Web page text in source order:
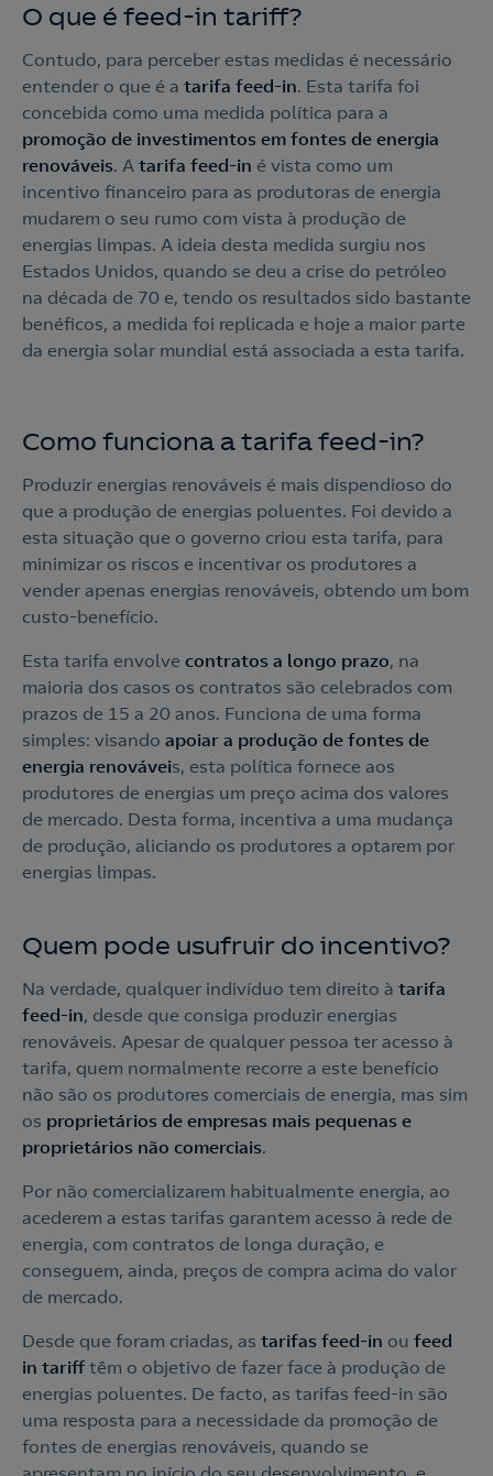
Contacte-nos
O que é feed-in tariff?
Contudo, para perceber estas medidas é necessário
entender o que é a tarifa feed-in. Esta tarifa foi
concebida como uma medida política para a
promoção de investimentos em fontes de energia
renováveis. A tarifa feed-in é vista como um
incentivo financeiro para as produtoras de energia
mudarem o seu rumo com vista à produção de
energias limpas. A ideia desta medida surgiu nos
Estados Unidos, quando se deu a crise do petróleo
na década de 70 e, tendo os resultados sido bastante
benéficos, a medida foi replicada e hoje a maior parte
da energia solar mundial está associada a esta tarifa.
Como funciona a tarifa feed-in?
Produzir energias renováveis é mais dispendioso do
que a produção de energias poluentes. Foi devido a
esta situação que o governo criou esta tarifa, para
minimizar os riscos e incentivar os produtores a
vender apenas energias renováveis, obtendo um bom
custo-benefício.
Esta tarifa envolve contratos a longo prazo, na
maioria dos casos os contratos são celebrados com
prazos de 15 a 20 anos. Funciona de uma forma
simples: visando apoiar a produção de fontes de
energia renováveis, esta política fornece aos
produtores de energias um preço acima dos valores
de mercado. Desta forma, incentiva a uma mudança
de produção, aliciando os produtores a optarem por
energias limpas.
Quem pode usufruir do incentivo?
Na verdade, qualquer indivíduo tem direito à tarifa
feed-in, desde que consiga produzir energias
renováveis. Apesar de qualquer pessoa ter acesso à
tarifa, quem normalmente recorre a este benefício
não são os produtores comerciais de energia, mas sim
os proprietários de empresas mais pequenas e
proprietários não comerciais.
Por não comercializarem habitualmente energia, ao
acederem a estas tarifas garantem acesso à rede de
energia, com contratos de longa duração, e
conseguem, ainda, preços de compra acima do valor
de mercado.
Desde que foram criadas, as tarifas feed-in ou feed
in tariff têm o objetivo de fazer face à produção de
energias poluentes. De facto, as tarifas feed-in são
uma resposta para a necessidade da promoção de
fontes de energias renováveis, quando se